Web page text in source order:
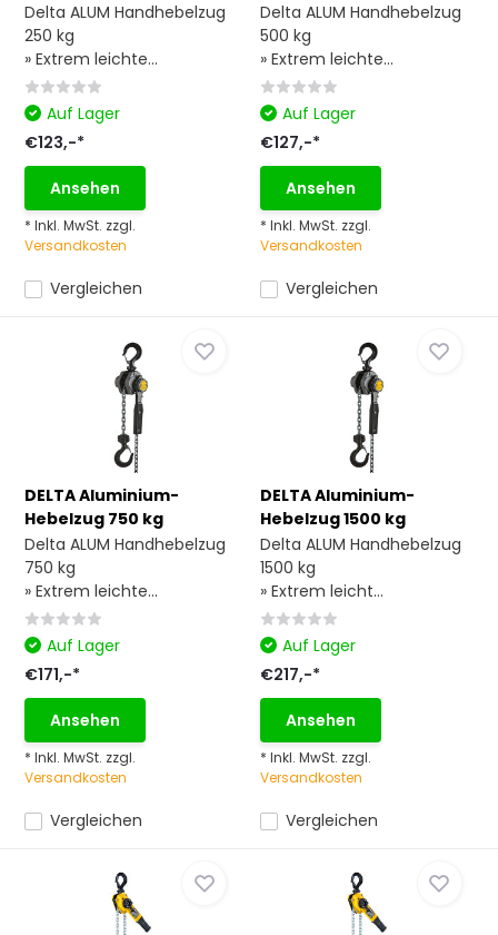
Delta ALUM Handhebelzug
250 kg
» Extrem leichte...
Vergleichen
Auf Lager
€123,-*
Ansehen
* Inkl. MwSt. zzgl.
Versandkosten
Delta ALUM Handhebelzug
500 kg
» Extrem leichte...
Vergleichen
Auf Lager
€127,-*
Ansehen
* Inkl. MwSt. zzgl.
Versandkosten
DELTA Aluminium-
Hebelzug 750 kg
Delta ALUM Handhebelzug
750 kg
» Extrem leichte...
Vergleichen
Auf Lager
€171,-*
Ansehen
* Inkl. MwSt. zzgl.
Versandkosten
DELTA Aluminium-
Hebelzug 1500 kg
Delta ALUM Handhebelzug
1500 kg
» Extrem leicht...
Vergleichen
Auf Lager
€217,-*
Ansehen
* Inkl. MwSt. zzgl.
Versandkosten